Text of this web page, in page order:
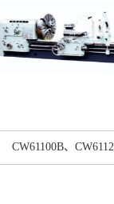
CW61100B、